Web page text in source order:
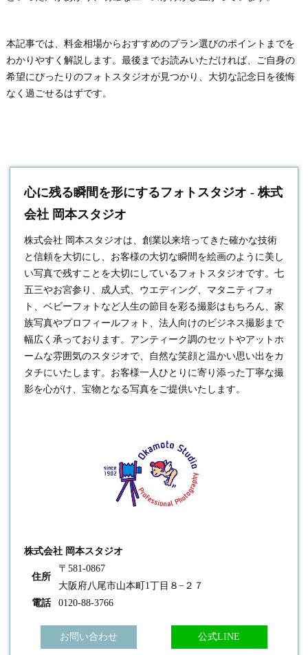
本記事では、料金相場からおすすめのプラン選びのポイントまでを
わかりやすく解説します。最後までお読みいただければ、ご自身の
希望にぴったりのフォトスタジオが見つかり、大切な記念日を後悔
なく過ごせるはずです。
心に残る瞬間を形にするフォトスタジオ - 株式
会社 岡本スタジオ
株式会社 岡本スタジオは、創業以来培ってきた確かな技術
と信頼を大切にし、お客様の大切な瞬間を絵画のように美し
い写真で残すことを大切にしているフォトスタジオです。七
五三やお宮参り、成人式、ウエディング、マタニティフォ
ト、ベビーフォトなど人生の節目を彩る撮影はもちろん、家
族写真やプロフィールフォト、法人向けのビジネス撮影まで
幅広く承っております。アンティーク調のセットやアットホ
ームな雰囲気のスタジオで、自然な笑顔と温かい思い出をカ
タチにいたします。お客様一人ひとりに寄り添った丁寧な撮
影を心がけ、宝物となる写真をご提供いたします。
株式会社 岡本スタジオ
住所
〒581-0867
大阪府八尾市山本町1丁目８−２７
電話
0120-88-3766
お問い合わせ 公式LINE